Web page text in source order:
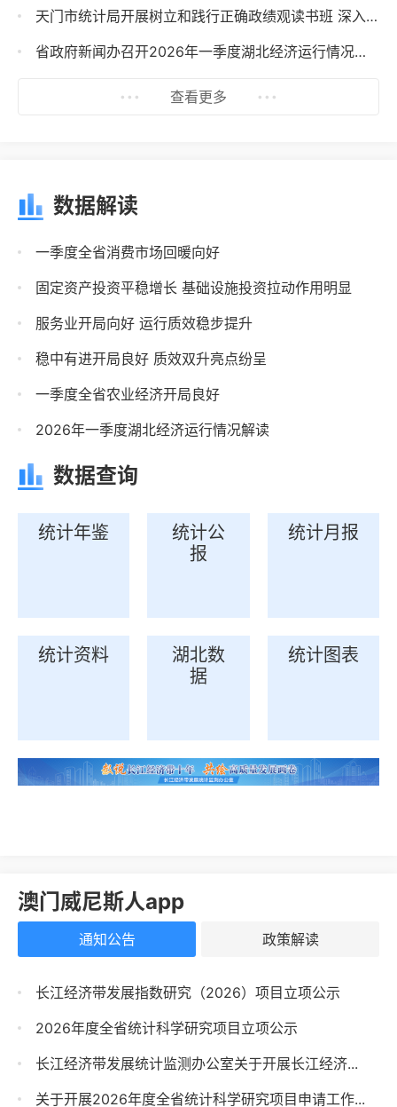
天门市统计局开展树立和践行正确政绩观读书班 深入学习新修订《全国农业普查条例》
省政府新闻办召开2026年一季度湖北经济运行情况新闻发布会
查看更多
数据解读
一季度全省消费市场回暖向好
固定资产投资平稳增长 基础设施投资拉动作用明显
服务业开局向好 运行质效稳步提升
稳中有进开局良好 质效双升亮点纷呈
一季度全省农业经济开局良好
2026年一季度湖北经济运行情况解读
数据查询
统计年鉴
统计公
报
统计月报
统计资料
湖北数
据
统计图表
澳门威尼斯人app
通知公告 政策解读
长江经济带发展指数研究（2026）项目立项公示
2026年度全省统计科学研究项目立项公示
长江经济带发展统计监测办公室关于开展长江经济...
关于开展2026年度全省统计科学研究项目申请工作...